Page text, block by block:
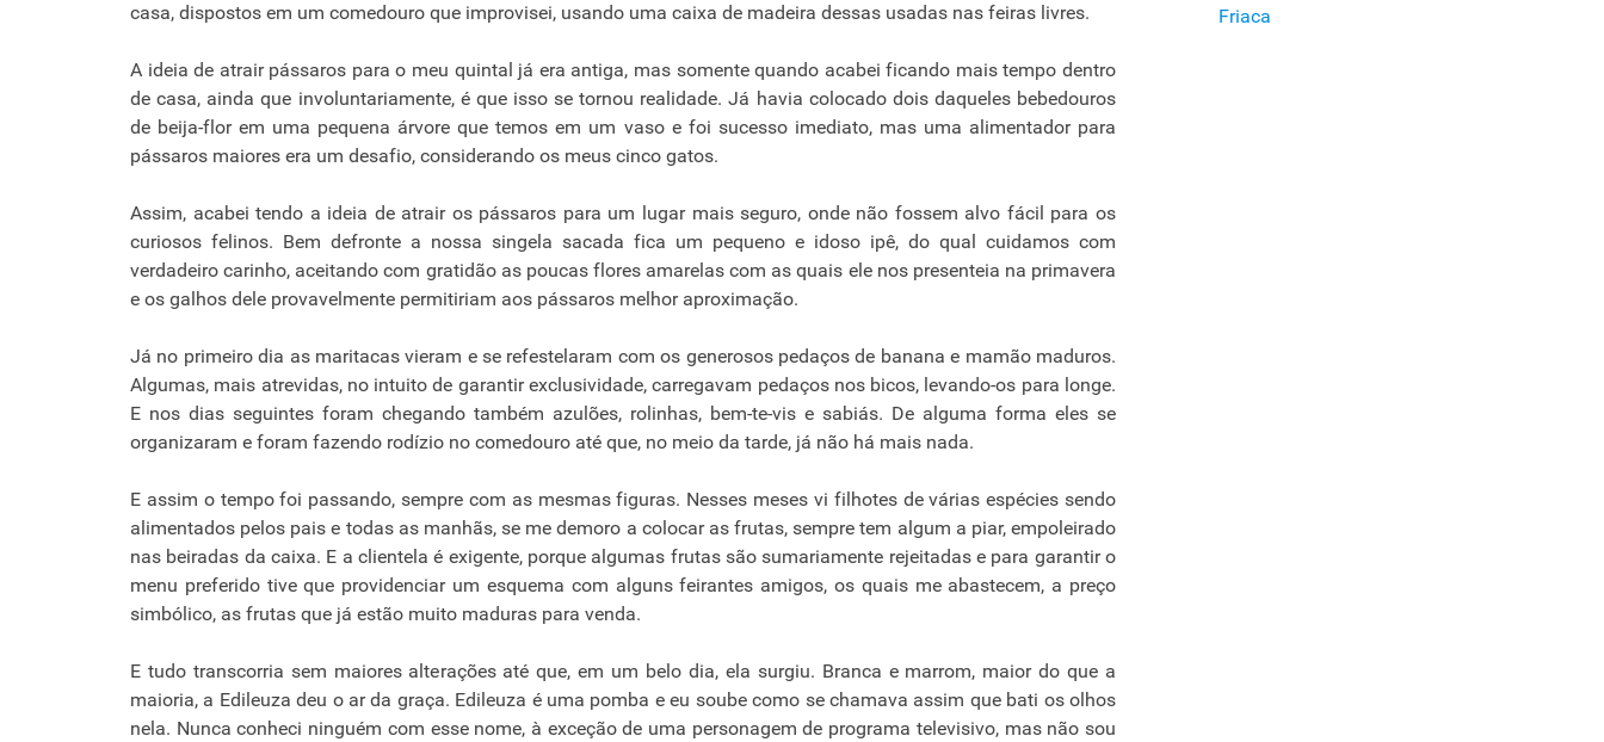
casa, dispostos em um comedouro que improvisei, usando uma caixa de madeira dessas usadas nas feiras livres.
A ideia de atrair pássaros para o meu quintal já era antiga, mas somente quando acabei ficando mais tempo dentro
de casa, ainda que involuntariamente, é que isso se tornou realidade. Já havia colocado dois daqueles bebedouros
de beija-flor em uma pequena árvore que temos em um vaso e foi sucesso imediato, mas uma alimentador para
pássaros maiores era um desafio, considerando os meus cinco gatos.
Assim, acabei tendo a ideia de atrair os pássaros para um lugar mais seguro, onde não fossem alvo fácil para os
curiosos felinos. Bem defronte a nossa singela sacada fica um pequeno e idoso ipê, do qual cuidamos com
verdadeiro carinho, aceitando com gratidão as poucas flores amarelas com as quais ele nos presenteia na primavera
e os galhos dele provavelmente permitiriam aos pássaros melhor aproximação.
Já no primeiro dia as maritacas vieram e se refestelaram com os generosos pedaços de banana e mamão maduros.
Algumas, mais atrevidas, no intuito de garantir exclusividade, carregavam pedaços nos bicos, levando-os para longe.
E nos dias seguintes foram chegando também azulões, rolinhas, bem-te-vis e sabiás. De alguma forma eles se
organizaram e foram fazendo rodízio no comedouro até que, no meio da tarde, já não há mais nada.
E assim o tempo foi passando, sempre com as mesmas figuras. Nesses meses vi filhotes de várias espécies sendo
alimentados pelos pais e todas as manhãs, se me demoro a colocar as frutas, sempre tem algum a piar, empoleirado
nas beiradas da caixa. E a clientela é exigente, porque algumas frutas são sumariamente rejeitadas e para garantir o
menu preferido tive que providenciar um esquema com alguns feirantes amigos, os quais me abastecem, a preço
simbólico, as frutas que já estão muito maduras para venda.
E tudo transcorria sem maiores alterações até que, em um belo dia, ela surgiu. Branca e marrom, maior do que a
maioria, a Edileuza deu o ar da graça. Edileuza é uma pomba e eu soube como se chamava assim que bati os olhos
nela. Nunca conheci ninguém com esse nome, à exceção de uma personagem de programa televisivo, mas não sou
Friaca